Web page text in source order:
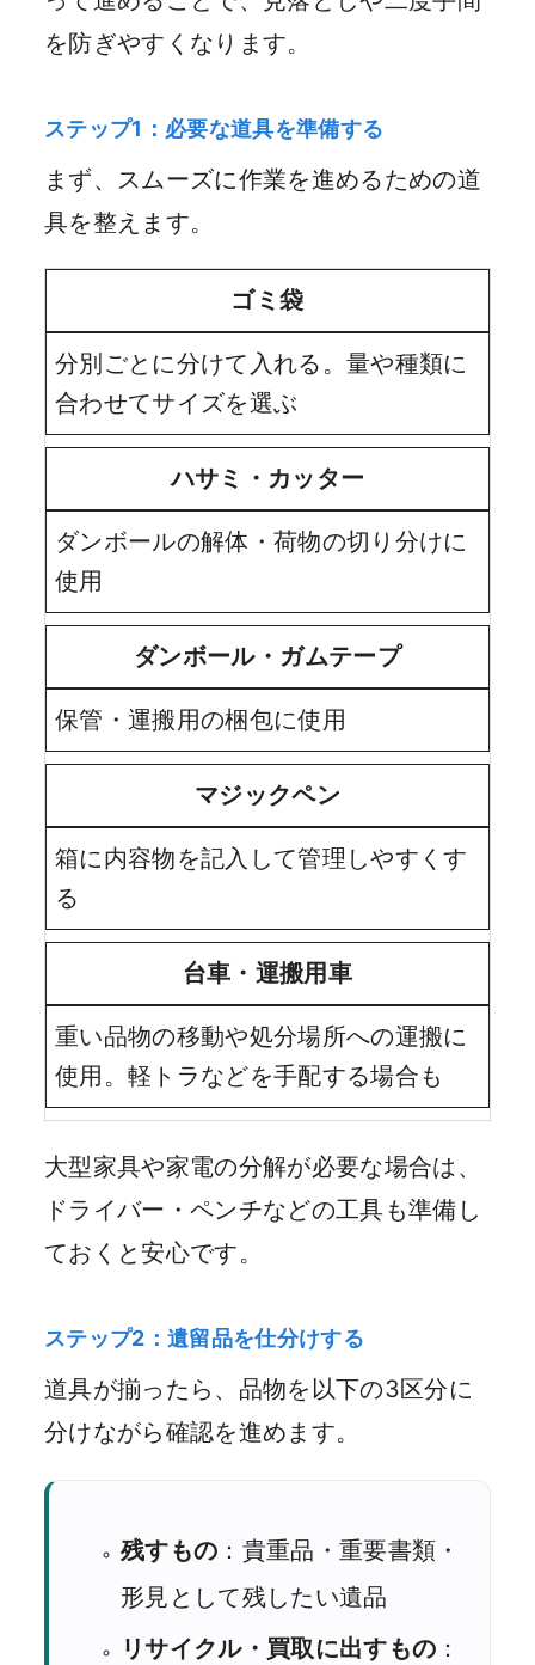
を防ぎやすくなります。
ステップ1：必要な道具を準備する
まず、スムーズに作業を進めるための道
具を整えます。
ゴミ袋
分別ごとに分けて入れる。量や種類に
合わせてサイズを選ぶ
ハサミ・カッター
ダンボールの解体・荷物の切り分けに
使用
ダンボール・ガムテープ
保管・運搬用の梱包に使用
マジックペン
箱に内容物を記入して管理しやすくす
る
台車・運搬用車
重い品物の移動や処分場所への運搬に
使用。軽トラなどを手配する場合も
大型家具や家電の分解が必要な場合は、
ドライバー・ペンチなどの工具も準備し
ておくと安心です。
ステップ2：遺留品を仕分けする
道具が揃ったら、品物を以下の3区分に
分けながら確認を進めます。
残すもの ：貴重品・重要書類・
形見として残したい遺品
リサイクル・買取に出すもの ：